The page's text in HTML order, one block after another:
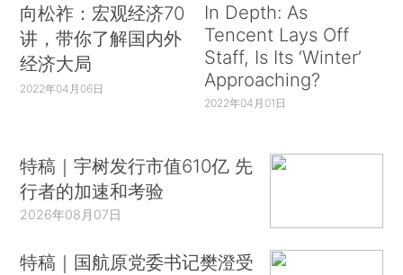
向松祚：宏观经济70
讲，带你了解国内外
经济大局
2022年04月06日
In Depth: As
Tencent Lays Off
Staff, Is Its ‘Winter’
Approaching?
2022年04月01日
特稿｜宇树发行市值610亿 先
行者的加速和考验
2026年08月07日
特稿｜国航原党委书记樊澄受